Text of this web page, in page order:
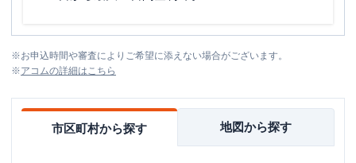
※お申込時間や審査によりご希望に添えない場合がございます。
※アコムの詳細はこちら
市区町村から探す 地図から探す